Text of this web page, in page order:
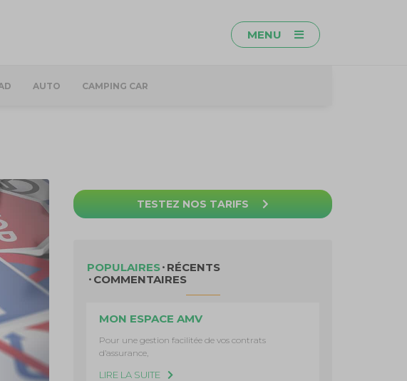
MENU
AUTO CAMPING CAR
TESTEZ NOS TARIFS
POPULAIRES RÉCENTS
COMMENTAIRES
MON ESPACE AMV
Pour une gestion facilitée de vos contrats
d’assurance,
LIRE LA SUITE